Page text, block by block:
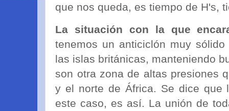
que nos queda, es tiempo de H's,
La situación con la que
tenemos un anticiclón muy
las islas británicas, manteniendo
son otra zona de altas presiones
y el norte de África. Se dice que
este caso, es así. La unión de